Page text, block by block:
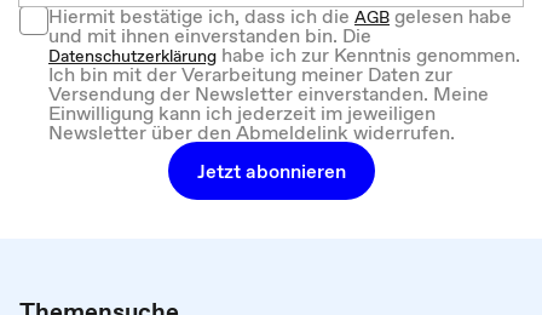
Hiermit bestätige ich, dass ich dieAGBgelesen habe
und mit ihnen einverstanden bin. Die
Datenschutzerklärung habe ich zur Kenntnis genommen.
Ich bin mit der Verarbeitung meiner Daten zur
Versendung der Newsletter einverstanden. Meine
Einwilligung kann ich jederzeit im jeweiligen
Newsletter über den Abmeldelink widerrufen.
Jetzt abonnieren